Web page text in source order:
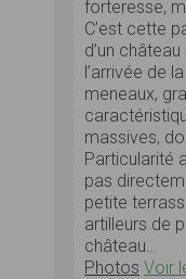
forteresse,
C’est cette
d’un
l’arrivée de la
meneaux,
massives,
Particularité
pas
petite
artilleurs de
château…
Photos Voir